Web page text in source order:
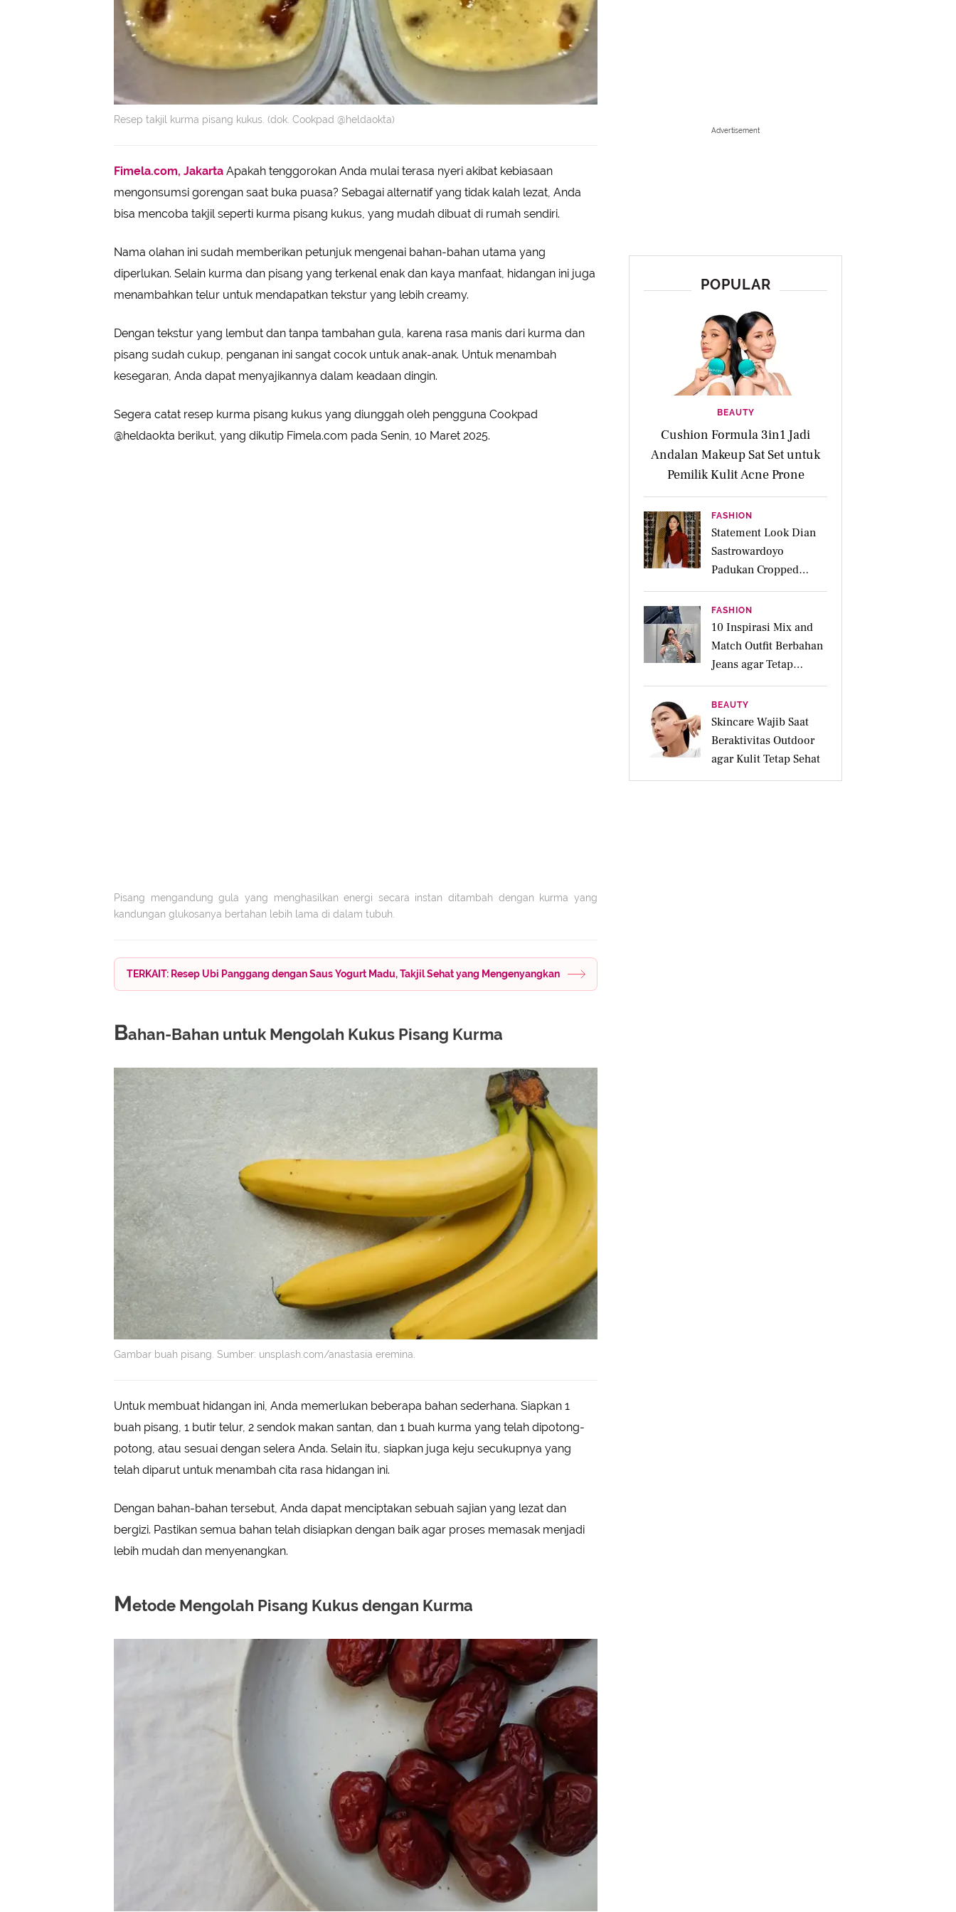
Resep takjil kurma pisang kukus. (dok. Cookpad @heldaokta)
Fimela.com, Jakarta Apakah tenggorokan Anda mulai terasa nyeri akibat kebiasaan
mengonsumsi gorengan saat buka puasa? Sebagai alternatif yang tidak kalah lezat, Anda
bisa mencoba takjil seperti kurma pisang kukus, yang mudah dibuat di rumah sendiri.
Nama olahan ini sudah memberikan petunjuk mengenai bahan-bahan utama yang
diperlukan. Selain kurma dan pisang yang terkenal enak dan kaya manfaat, hidangan ini juga
menambahkan telur untuk mendapatkan tekstur yang lebih creamy.
Dengan tekstur yang lembut dan tanpa tambahan gula, karena rasa manis dari kurma dan
pisang sudah cukup, penganan ini sangat cocok untuk anak-anak. Untuk menambah
kesegaran, Anda dapat menyajikannya dalam keadaan dingin.
Segera catat resep kurma pisang kukus yang diunggah oleh pengguna Cookpad
@heldaokta berikut, yang dikutip Fimela.com pada Senin, 10 Maret 2025.
Pisang mengandung gula yang menghasilkan energi secara instan ditambah dengan kurma yang
kandungan glukosanya bertahan lebih lama di dalam tubuh.
TERKAIT: ​​Resep Ubi Panggang dengan Saus Yogurt Madu, Takjil Sehat yang Mengenyangkan
Bahan-Bahan untuk Mengolah Kukus Pisang Kurma
Gambar buah pisang. Sumber: unsplash.com/anastasia eremina.
Untuk membuat hidangan ini, Anda memerlukan beberapa bahan sederhana. Siapkan 1
buah pisang, 1 butir telur, 2 sendok makan santan, dan 1 buah kurma yang telah dipotong-
potong, atau sesuai dengan selera Anda. Selain itu, siapkan juga keju secukupnya yang
telah diparut untuk menambah cita rasa hidangan ini.
Dengan bahan-bahan tersebut, Anda dapat menciptakan sebuah sajian yang lezat dan
bergizi. Pastikan semua bahan telah disiapkan dengan baik agar proses memasak menjadi
lebih mudah dan menyenangkan.
Metode Mengolah Pisang Kukus dengan Kurma
Advertisement
POPULAR
BEAUTY
Cushion Formula 3in1 Jadi
Andalan Makeup Sat Set untuk
Pemilik Kulit Acne Prone
FASHION
Statement Look Dian
Sastrowardoyo
Padukan Cropped
Beskap dan Ripped
Jeans, Hadirkan Pesona
Kartini yang Edgy
FASHION
10 Inspirasi Mix and
Match Outfit Berbahan
Jeans agar Tetap
Tampil Stylish
BEAUTY
Skincare Wajib Saat
Beraktivitas Outdoor
agar Kulit Tetap Sehat